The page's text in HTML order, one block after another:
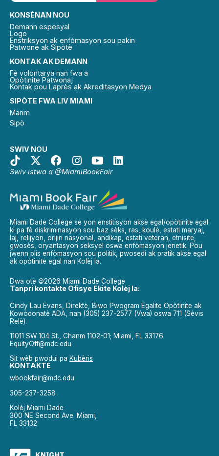
SIPÒTE FWA LIV MIAMI
Manm
Sipò
SWIV NOU
Swiv istwa a @MiamiBookFair
KONTAK AK DEMANN
Fè volontarya nan fwa a
Opòtinite Patwonaj
Kontak pou Laprès ak Akreditasyon Medya
KONSÈNAN NOU
Demann espesyal
Logo
Enstriksyon ak enfòmasyon sou pakin
Patwone ak Sipòtè
Miami Dade College se yon enstitisyon aksè egal/opòtinite egal
ki pa fè diskriminasyon sou baz sèks, ras, koulè, estati maryaj,
laj, relijyon, orijin nasyonal, andikap, estati veteran, etnisite,
gwosès, oryantasyon seksyèl oswa enfòmasyon jenetik. Pou
jwenn plis enfòmasyon sou politik, pwosedi ak pratik aksè egal
ak opòtinite egal nan Kolèj la.
Dwa otè ©2026 Miami Dade College
Tanpri kontakte Ofisye Ekite Kolèj la:
Cindy Lau Evans, Direktè, Biwo Pwogram Egalite Opòtinite ak
Kowòdonatè ADA, nan (305) 237-2577 (Vwa) oswa 711 (Sèvis
Relè).
11011 SW 104 St., Chanm 1102-01; Miami, FL 33176.
EquityOff@mdc.edu
Sit wèb pwodui pa Kubèris
KONTAKTE
wbookfair@mdc.edu
305-237-3258
Kolèj Miami Dade
300 NE Second Ave. Miami,
FL 33132